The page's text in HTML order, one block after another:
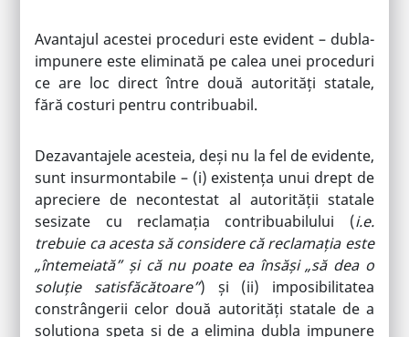
Avantajul acestei proceduri este evident – dubla-
impunere este eliminată pe calea unei proceduri
ce are loc direct între două autorități statale,
fără costuri pentru contribuabil.
Dezavantajele acesteia, deși nu la fel de evidente,
sunt insurmontabile – (i) existența unui drept de
apreciere de necontestat al autorității statale
sesizate cu reclamația contribuabilului (i.e.
trebuie ca acesta să considere că reclamația este
„întemeiată” și că nu poate ea însăși „să dea o
soluție satisfăcătoare”) și (ii) imposibilitatea
constrângerii celor două autorități statale de a
soluționa speța și de a elimina dubla impunere